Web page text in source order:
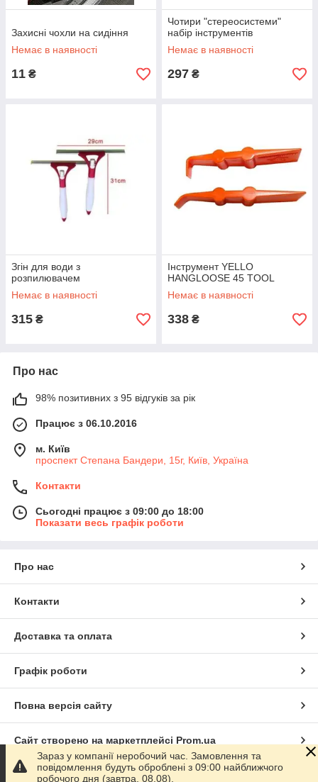
Захисні чохли на сидіння
Немає в наявності
11 ₴
Чотири "стереосистеми"
набір інструментів
Немає в наявності
297 ₴
Згін для води з
розпилювачем
Немає в наявності
315 ₴
Інструмент YELLO
HANGLOOSE 45 TOOL
Немає в наявності
338 ₴
Про нас
98% позитивних з 95 відгуків за рік
Працює з 06.10.2016
м. Київ
проспект Степана Бандери, 15г, Київ, Україна
Контакти
Сьогодні працює з 09:00 до 18:00
Показати весь графік роботи
Про нас
Контакти
Доставка та оплата
Графік роботи
Повна версія сайту
Сайт створено на маркетплейсі Prom.ua
Політика конфіденційності
Зараз у компанії неробочий час. Замовлення та
повідомлення будуть оброблені з 09:00 найближчого
робочого дня (завтра, 08.08).